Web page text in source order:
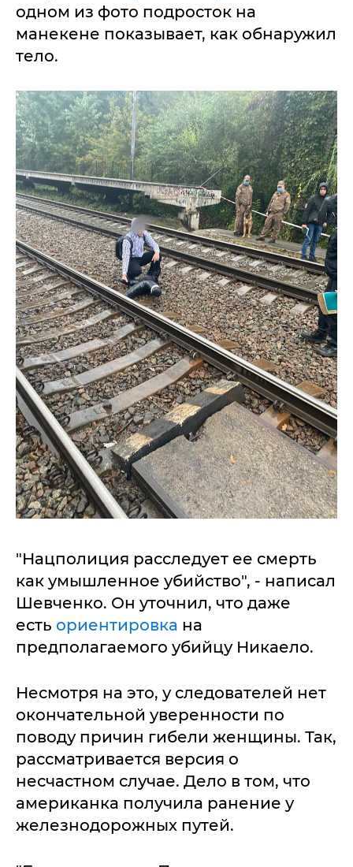
одном из фото подросток на
манекене показывает, как обнаружил
тело.
"Нацполиция расследует ее смерть
как умышленное убийство", - написал
Шевченко. Он уточнил, что даже
есть ориентировка на
предполагаемого убийцу Никаело.
Несмотря на это, у следователей нет
окончательной уверенности по
поводу причин гибели женщины. Так,
рассматривается версия о
несчастном случае. Дело в том, что
американка получила ранение у
железнодорожных путей.